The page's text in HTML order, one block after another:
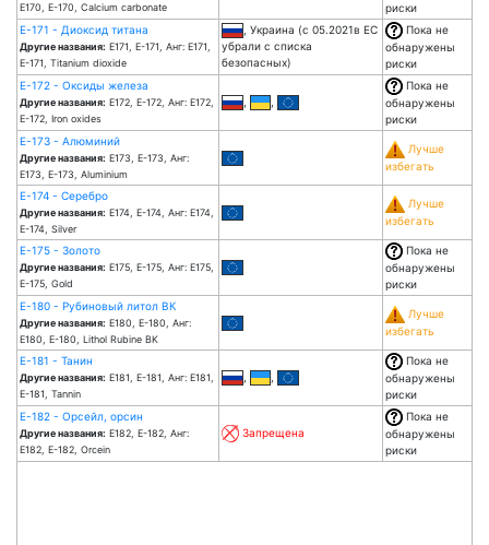
E170, E-170, Calcium carbonate
риски
Е-171 - Диоксид титана
Другие названия: Е171, Е-171, Анг: E171,
E-171, Titanium dioxide
, Украина (с 05.2021в ЕС
убрали с списка
безопасных)
Пока не
обнаружены
риски
Е-172 - Оксиды железа
Другие названия: Е172, Е-172, Анг: E172,
E-172, Iron oxides
Пока не
обнаружены
риски
Е-173 - Алюминий
Другие названия: Е173, Е-173, Анг:
E173, E-173, Aluminium
Лучше
избегать
Е-174 - Серебро
Другие названия: Е174, Е-174, Анг: E174,
E-174, Silver
Лучше
избегать
Е-175 - Золото
Другие названия: Е175, Е-175, Анг: E175,
E-175, Gold
Пока не
обнаружены
риски
Е-180 - Рубиновый литол ВК
Другие названия: Е180, Е-180, Анг:
E180, E-180, Lithol Rubine BK
Лучше
избегать
Е-181 - Танин
Другие названия: Е181, Е-181, Анг: E181,
E-181, Tannin
Пока не
обнаружены
риски
Е-182 - Орсейл, орсин
Другие названия: Е182, Е-182, Анг:
E182, E-182, Orcein
Запрещена
Пока не
обнаружены
риски